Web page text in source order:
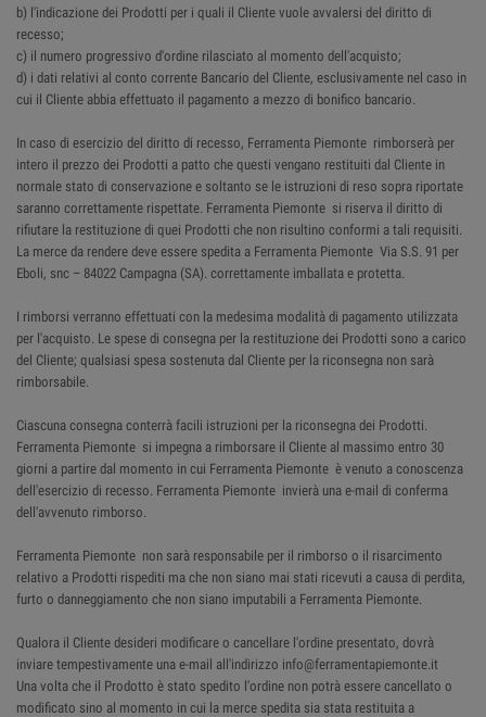
b) l'indicazione dei Prodotti per i quali il Cliente vuole avvalersi del diritto di
recesso;
c) il numero progressivo d'ordine rilasciato al momento dell'acquisto;
d) i dati relativi al conto corrente Bancario del Cliente, esclusivamente nel caso in
cui il Cliente abbia effettuato il pagamento a mezzo di bonifico bancario.
In caso di esercizio del diritto di recesso, Ferramenta Piemonte rimborserà per
intero il prezzo dei Prodotti a patto che questi vengano restituiti dal Cliente in
normale stato di conservazione e soltanto se le istruzioni di reso sopra riportate
saranno correttamente rispettate. Ferramenta Piemonte si riserva il diritto di
rifiutare la restituzione di quei Prodotti che non risultino conformi a tali requisiti.
La merce da rendere deve essere spedita a Ferramenta Piemonte Via S.S. 91 per
Eboli, snc – 84022 Campagna (SA). correttamente imballata e protetta.
I rimborsi verranno effettuati con la medesima modalità di pagamento utilizzata
per l'acquisto. Le spese di consegna per la restituzione dei Prodotti sono a carico
del Cliente; qualsiasi spesa sostenuta dal Cliente per la riconsegna non sarà
rimborsabile.
Ciascuna consegna conterrà facili istruzioni per la riconsegna dei Prodotti.
Ferramenta Piemonte si impegna a rimborsare il Cliente al massimo entro 30
giorni a partire dal momento in cui Ferramenta Piemonte è venuto a conoscenza
dell'esercizio di recesso. Ferramenta Piemonte invierà una e-mail di conferma
dell'avvenuto rimborso.
Ferramenta Piemonte non sarà responsabile per il rimborso o il risarcimento
relativo a Prodotti rispediti ma che non siano mai stati ricevuti a causa di perdita,
furto o danneggiamento che non siano imputabili a Ferramenta Piemonte.
Qualora il Cliente desideri modificare o cancellare l'ordine presentato, dovrà
inviare tempestivamente una e-mail all'indirizzo info@ferramentapiemonte.it
Una volta che il Prodotto è stato spedito l'ordine non potrà essere cancellato o
modificato sino al momento in cui la merce spedita sia stata restituita a